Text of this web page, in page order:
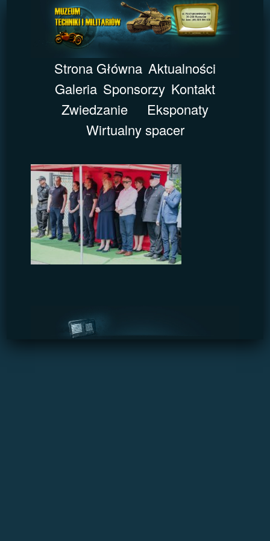
Strona Główna Aktualności
Galeria Sponsorzy Kontakt
Zwiedzanie
Eksponaty
Wirtualny spacer